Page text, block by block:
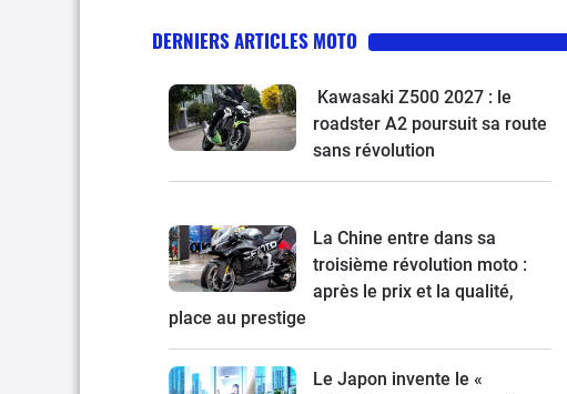
DERNIERS ARTICLES MOTO
Kawasaki Z500 2027 : le
roadster A2 poursuit sa route
sans révolution
La Chine entre dans sa
troisième révolution moto :
après le prix et la qualité,
place au prestige
Le Japon invente le «